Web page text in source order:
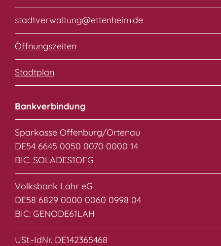
stadtverwaltung@ettenheim.de
Öffnungszeiten
Stadtplan
Bankverbindung
Sparkasse Offenburg/Ortenau
DE54 6645 0050 0070 0000 14
BIC: SOLADES1OFG
Volksbank Lahr eG
DE58 6829 0000 0060 0998 04
BIC: GENODE61LAH
USt.-IdNr. DE142365468